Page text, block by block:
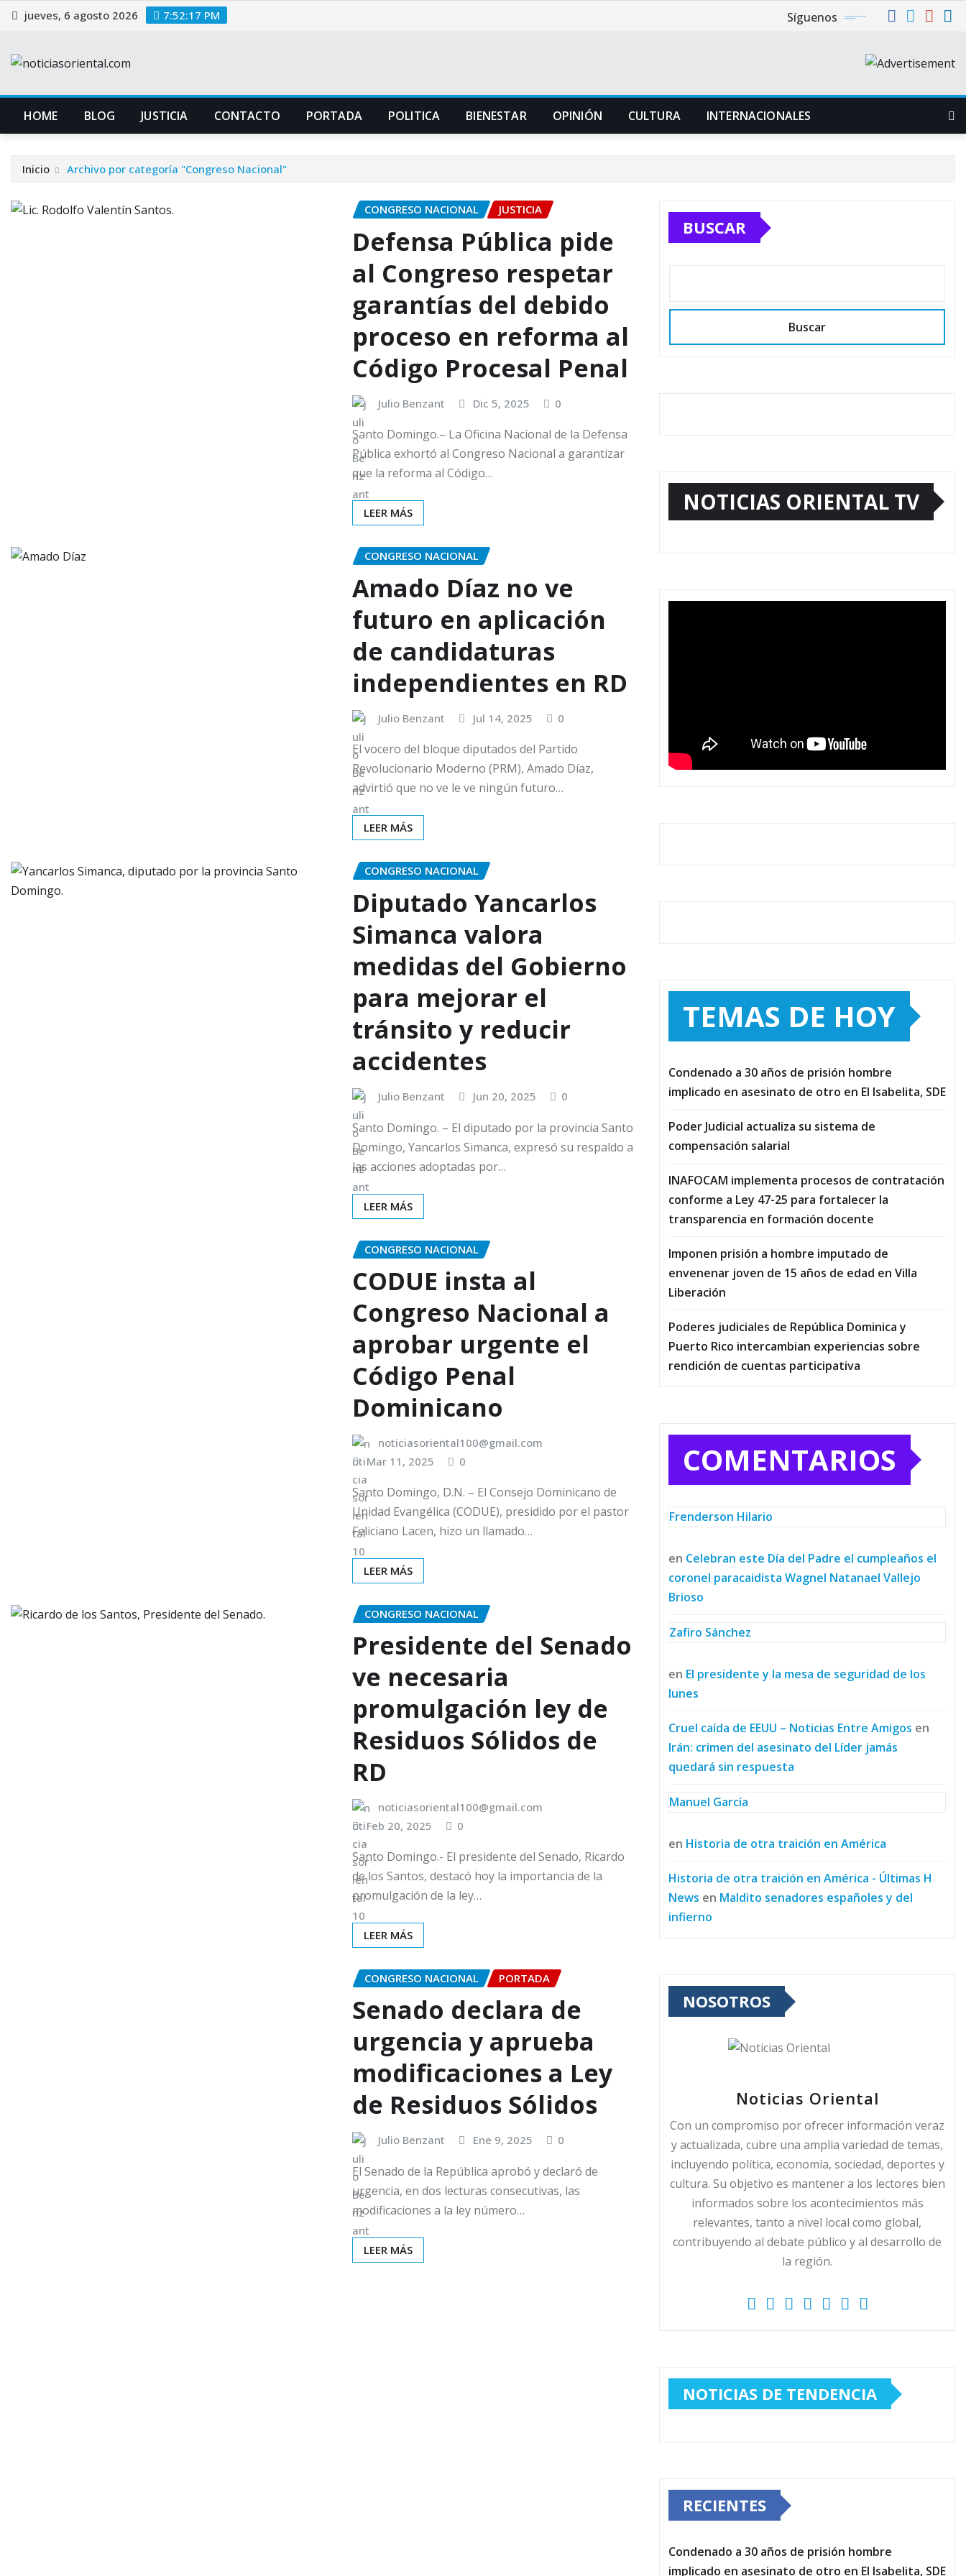
Saltar
al
jueves, 6 agosto 2026 7:52:18 PM Síguenos
HOME BLOG JUSTICIA CONTACTO PORTADA POLITICA BIENESTAR OPINIÓN CULTURA INTERNACIONALES
Inicio Archivo por categoría "Congreso Nacional"
CONGRESO NACIONAL JUSTICIA
Defensa Pública pide
al Congreso respetar
garantías del debido
proceso en reforma al
Código Procesal Penal
Julio Benzant Dic 5, 2025 0
Santo Domingo.– La Oficina Nacional de la Defensa
Pública exhortó al Congreso Nacional a garantizar
que la reforma al Código…
LEER MÁS
CONGRESO NACIONAL
Amado Díaz no ve
futuro en aplicación
de candidaturas
independientes en RD
Julio Benzant Jul 14, 2025 0
El vocero del bloque diputados del Partido
Revolucionario Moderno (PRM), Amado Díaz,
advirtió que no ve le ve ningún futuro…
LEER MÁS
CONGRESO NACIONAL
Diputado Yancarlos
Simanca valora
medidas del Gobierno
para mejorar el
tránsito y reducir
accidentes
Julio Benzant Jun 20, 2025 0
Santo Domingo. – El diputado por la provincia Santo
Domingo, Yancarlos Simanca, expresó su respaldo a
las acciones adoptadas por…
LEER MÁS
CONGRESO NACIONAL
CODUE insta al
Congreso Nacional a
aprobar urgente el
Código Penal
Dominicano
noticiasoriental100@gmail.com
Mar 11, 2025
0
Santo Domingo, D.N. – El Consejo Dominicano de
Unidad Evangélica (CODUE), presidido por el pastor
Feliciano Lacen, hizo un llamado…
LEER MÁS
CONGRESO NACIONAL
Presidente del Senado
ve necesaria
promulgación ley de
Residuos Sólidos de
RD
noticiasoriental100@gmail.com
Feb 20, 2025
0
Santo Domingo.- El presidente del Senado, Ricardo
de los Santos, destacó hoy la importancia de la
promulgación de la ley…
LEER MÁS
CONGRESO NACIONAL PORTADA
Senado declara de
urgencia y aprueba
modificaciones a Ley
de Residuos Sólidos
Julio Benzant Ene 9, 2025 0
El Senado de la República aprobó y declaró de
urgencia, en dos lecturas consecutivas, las
modificaciones a la ley número…
LEER MÁS
BUSCAR
Buscar
NOTICIAS ORIENTAL TV
TEMAS DE HOY
Condenado a 30 años de prisión hombre
implicado en asesinato de otro en El Isabelita, SDE
Poder Judicial actualiza su sistema de
compensación salarial
INAFOCAM implementa procesos de contratación
conforme a Ley 47-25 para fortalecer la
transparencia en formación docente
Imponen prisión a hombre imputado de
envenenar joven de 15 años de edad en Villa
Liberación
Poderes judiciales de República Dominica y
Puerto Rico intercambian experiencias sobre
rendición de cuentas participativa
COMENTARIOS
Frenderson Hilario
en Celebran este Día del Padre el cumpleaños el
coronel paracaidista Wagnel Natanael Vallejo
Brioso
Zafiro Sánchez
en El presidente y la mesa de seguridad de los
lunes
Cruel caída de EEUU – Noticias Entre Amigos en
Irán: crimen del asesinato del Líder jamás
quedará sin respuesta
Manuel García
en Historia de otra traición en América
Historia de otra traición en América - Últimas H
News en Maldito senadores españoles y del
infierno
NOSOTROS
Noticias Oriental
Con un compromiso por ofrecer información veraz
y actualizada, cubre una amplia variedad de temas,
incluyendo política, economía, sociedad, deportes y
cultura. Su objetivo es mantener a los lectores bien
informados sobre los acontecimientos más
relevantes, tanto a nivel local como global,
contribuyendo al debate público y al desarrollo de
la región.
NOTICIAS DE TENDENCIA
RECIENTES
Condenado a 30 años de prisión hombre
implicado en asesinato de otro en El Isabelita, SDE